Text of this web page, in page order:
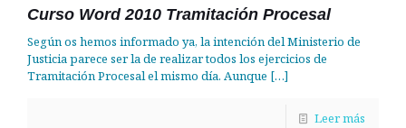
Curso Word 2010 Tramitación Procesal
Según os hemos informado ya, la intención del Ministerio de
Justicia parece ser la de realizar todos los ejercicios de
Tramitación Procesal el mismo día. Aunque […]
Leer más